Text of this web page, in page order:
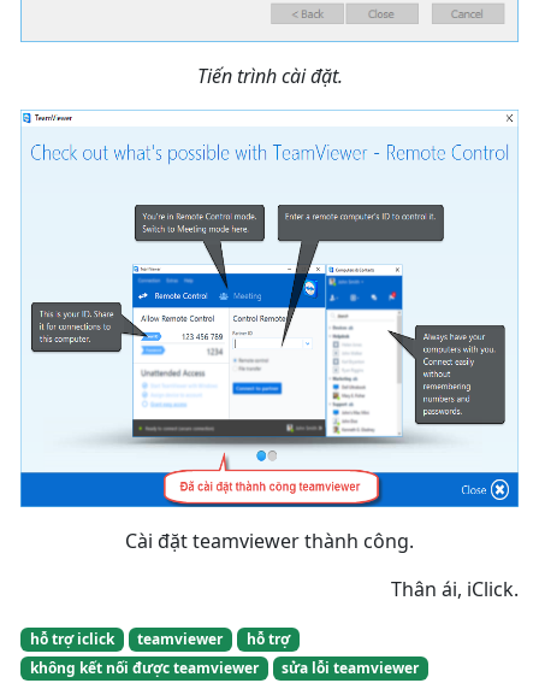
Tiến trình cài đặt.
Cài đặt teamviewer thành công.
Thân ái, iClick.
hỗ trợ iclick teamviewer
hỗ trợ
không kết nối được teamviewer
sửa lỗi teamviewer